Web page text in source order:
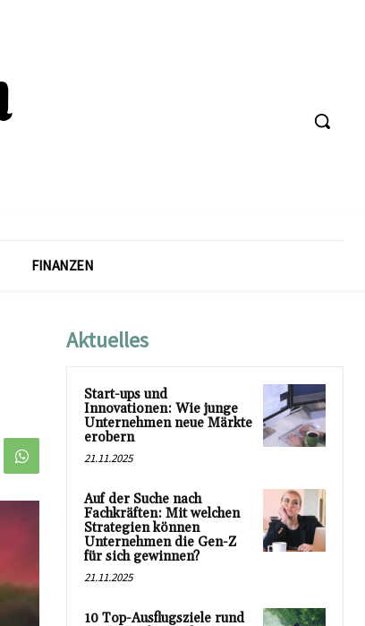
FINANZEN
Aktuelles
Start-ups und
Innovationen: Wie junge
Unternehmen neue Märkte
erobern
21.11.2025
Auf der Suche nach
Fachkräften: Mit welchen
Strategien können
Unternehmen die Gen-Z
für sich gewinnen?
21.11.2025
10 Top-Ausflugsziele rund